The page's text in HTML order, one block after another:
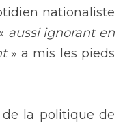
nationaliste
aussi ignorant en
» a mis les pieds
la politique de